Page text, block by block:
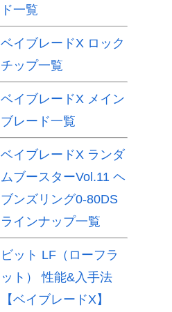
ド一覧
ベイブレードX ロック
チップ一覧
ベイブレードX メイン
ブレード一覧
ベイブレードX ランダ
ムブースターVol.11 ヘ
ブンズリング0-80DS
ラインナップ一覧
ビット LF（ローフラ
ット） 性能&入手法
【ベイブレードX】